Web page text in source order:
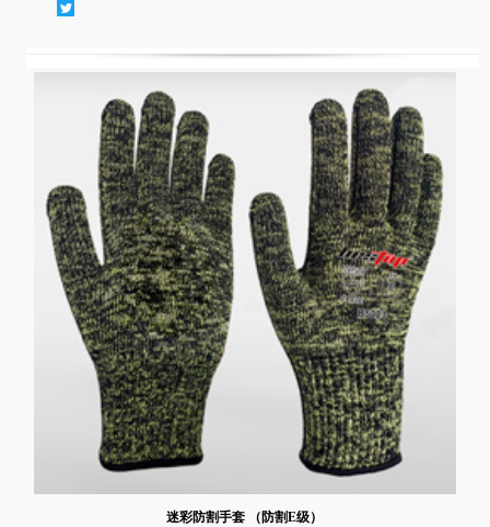
迷彩防割手套 （防割E级）